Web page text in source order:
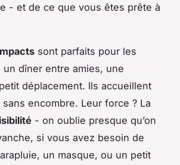
- et de ce que vous êtes prête à
sont parfaits pour les
dîner entre amies, une
déplacement. Ils accueillent
sans encombre. Leur force ? La
- on oublie presque qu’on
si vous avez besoin de
un masque, ou un petit